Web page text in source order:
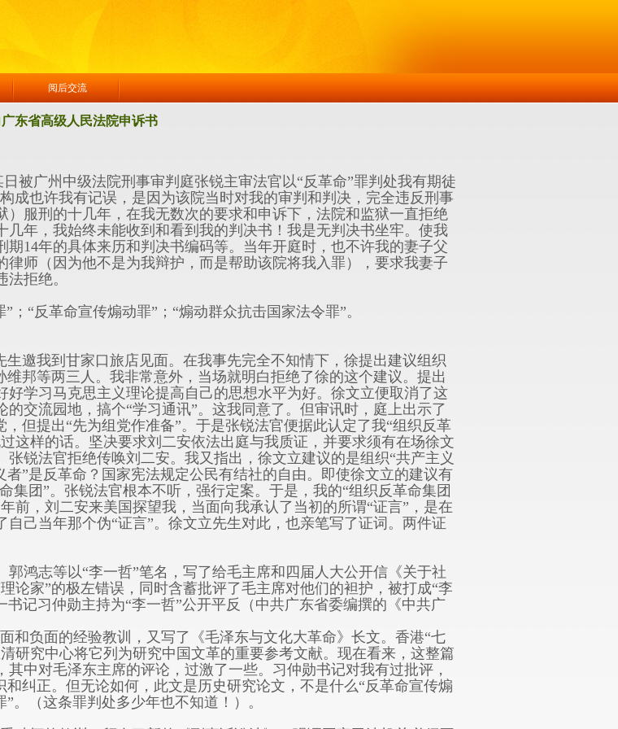
阅后交流
广东省高级人民法院申诉书
被广州中级法院刑事审判庭张锐主审法官以“反革命”罪判处我有期徒
成也许我有记误，是因为该院当时对我的审判和判决，完全违反刑事
服刑的十几年，在我无数次的要求和申诉下，法院和监狱一直拒绝
年，我始终未能收到和看到我的判决书！我是无判决书坐牢。使我
14年的具体来历和判决书编码等。当年开庭时，也不许我的妻子父
师（因为他不是为我辩护，而是帮助该院将我入罪），要求我妻子
拒绝。
“反革命宣传煽动罪”；“煽动群众抗击国家法令罪”。
邀我到甘家口旅店见面。在我事先完全不知情下，徐提出建议组织
邦等两三人。我非常意外，当场就明白拒绝了徐的这个建议。提出
学习马克思主义理论提高自己的思想水平为好。徐文立便取消了这
交流园地，搞个“学习通讯”。这我同意了。但审讯时，庭上出示了
但提出“先为组党作准备”。于是张锐法官便据此认定了我“组织反革
这样的话。坚决要求刘二安依法出庭与我质证，并要求须有在场徐文
锐法官拒绝传唤刘二安。我又指出，徐文立建议的是组织“共产主义
”是反革命？国家宪法规定公民有结社的自由。即使徐文立的建议有
集团”。张锐法官根本不听，强行定案。于是，我的“组织反革命集团
前，刘二安来美国探望我，当面向我承认了当初的所谓“证言”，是在
己当年那个伪“证言”。徐文立先生对此，也亲笔写了证词。两件证
鸿志等以“李一哲”笔名，写了给毛主席和四届人大公开信《关于社
论家”的极左错误，同时含蓄批评了毛主席对他们的袒护，被打成“李
记习仲勋主持为“李一哲”公开平反（中共广东省委编撰的《中共广
负面的经验教训，又写了《毛泽东与文化大革命》长文。香港“七
研究中心将它列为研究中国文革的重要参考文献。现在看来，这整篇
中对毛泽东主席的评论，过激了一些。习仲勋书记对我有过批评，
纠正。但无论如何，此文是历史研究论文，不是什么“反革命宣传煽
。（这条罪判处多少年也不知道！）。